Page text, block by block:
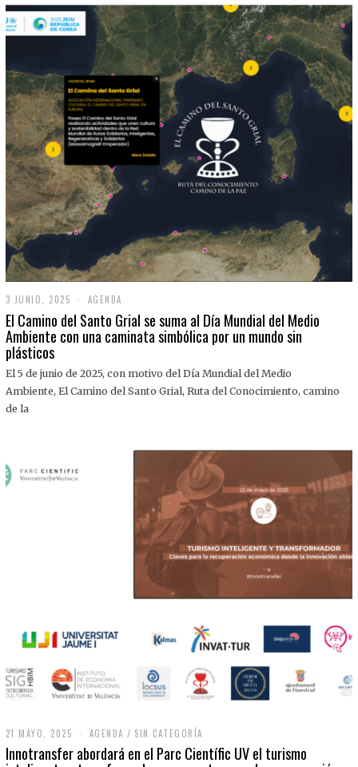
0
2
5
3 JUNIO, 2025
J
U
N
,
0
AGENDA
El Camino del Santo Grial se suma al Día Mundial del Medio
Ambiente con una caminata simbólica por un mundo sin
plásticos
El 5 de junio de 2025, con motivo del Día Mundial del Medio
Ambiente, El Camino del Santo Grial, Ruta del Conocimiento, camino
de la
21 MAYO, 2025
M
AGENDA / SIN CATEGORÍA
Innotransfer abordará en el Parc Científic UV el turismo